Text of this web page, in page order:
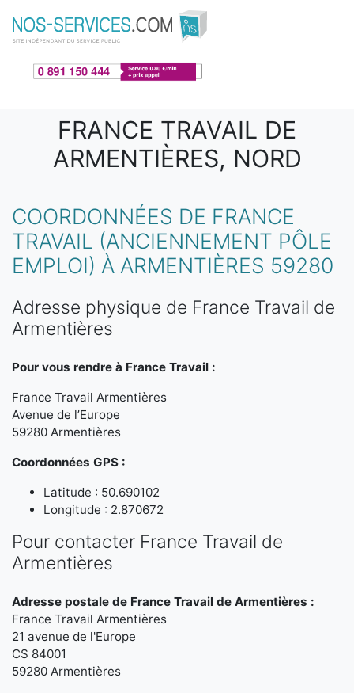
Aller au contenu principal
FRANCE TRAVAIL DE
ARMENTIÈRES, NORD
COORDONNÉES DE FRANCE
TRAVAIL (ANCIENNEMENT PÔLE
EMPLOI) À ARMENTIÈRES 59280
Adresse physique de France Travail de
Armentières
Pour vous rendre à France Travail :
France Travail Armentières
Avenue de l’Europe
59280 Armentières
Coordonnées GPS :
Latitude : 50.690102
Longitude : 2.870672
Pour contacter France Travail de
Armentières
Adresse postale de France Travail de Armentières :
France Travail Armentières
21 avenue de l'Europe
CS 84001
59280 Armentières